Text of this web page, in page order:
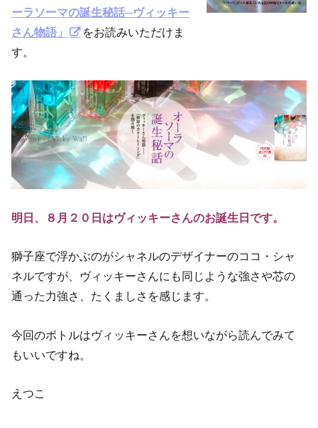
ーラソーマの誕生秘話─ヴィッキー
さん物語」
をお読みいただけま
す。
明日、８月２０日はヴィッキーさんのお誕生日です。
獅子座で浮かぶのがシャネルのデザイナーのココ・シャ
ネルですが、ヴィッキーさんにも同じような強さや芯の
通った力強さ、たくましさを感じます。
今回のボトルはヴィッキーさんを想いながら読んでみて
もいいですね。
えつこ